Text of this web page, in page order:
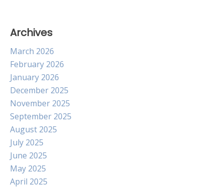
Archives
March 2026
February 2026
January 2026
December 2025
November 2025
September 2025
August 2025
July 2025
June 2025
May 2025
April 2025